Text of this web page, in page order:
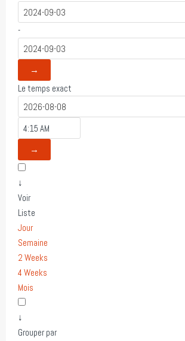
-
→
Le temps exact
→
↓
Voir
Liste
Jour
Semaine
2 Weeks
4 Weeks
Mois
↓
Grouper par